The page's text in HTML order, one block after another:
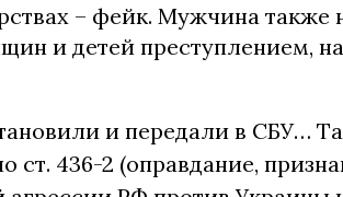
– фейк. Мужчина также
и детей преступлением,
и передали в СБУ…
ст. 436-2 (оправдание,